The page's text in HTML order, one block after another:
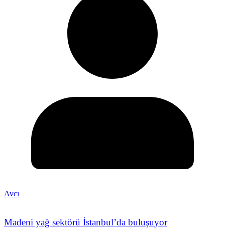
Avcı
Madeni yağ sektörü İstanbul’da buluşuyor